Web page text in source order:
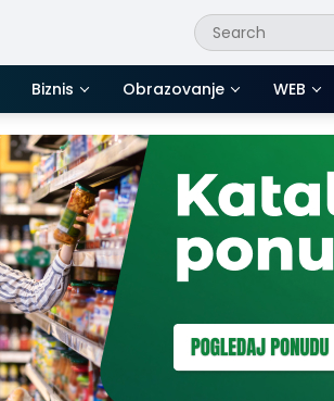
Biznis Obrazovanje WEB